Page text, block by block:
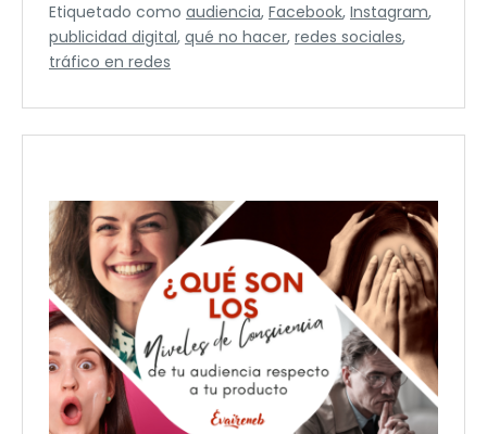
sociales
de
Etiquetado como audiencia, Facebook, Instagram,
publicidad digital, qué no hacer, redes sociales,
tráfico en redes